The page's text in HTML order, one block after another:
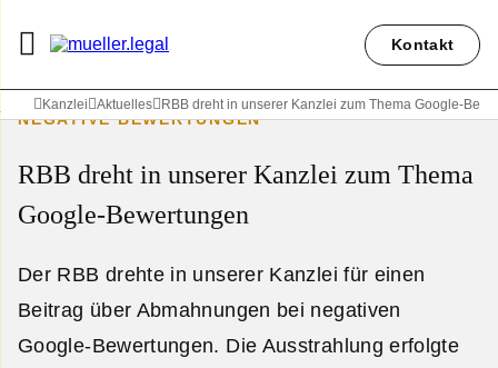
Kontakt
Kanzlei Aktuelles RBB dreht in unserer Kanzlei zum Thema Google-
NEGATIVE BEWERTUNGEN
RBB dreht in unserer Kanzlei zum Thema
Google-Bewertungen
Der RBB drehte in unserer Kanzlei für einen
Beitrag über Abmahnungen bei negativen
Google-Bewertungen. Die Ausstrahlung erfolgte